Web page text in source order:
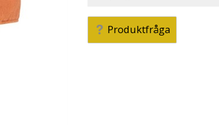
Produktfråga